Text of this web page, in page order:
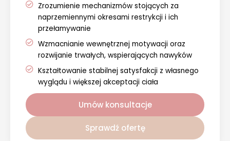
Zrozumienie mechanizmów stojących za
naprzemiennymi okresami restrykcji i ich
przełamywanie
Wzmacnianie wewnętrznej motywacji oraz
rozwijanie trwałych, wspierających nawyków
Kształtowanie stabilnej satysfakcji z własnego
wyglądu i większej akceptacji ciała
Umów konsultacje
Sprawdź ofertę